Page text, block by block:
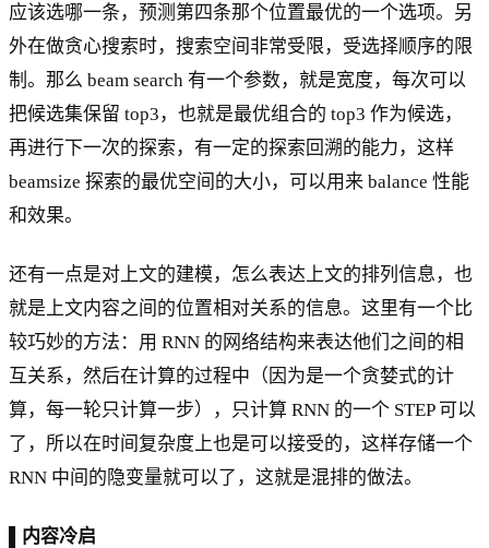
应该选哪一条，预测第四条那个位置最优的一个选项。另
外在做贪心搜索时，搜索空间非常受限，受选择顺序的限
制。那么 beam search 有一个参数，就是宽度，每次可以
把候选集保留 top3，也就是最优组合的 top3 作为候选，
再进行下一次的探索，有一定的探索回溯的能力，这样
beamsize 探索的最优空间的大小，可以用来 balance 性能
和效果。
还有一点是对上文的建模，怎么表达上文的排列信息，也
就是上文内容之间的位置相对关系的信息。这里有一个比
较巧妙的方法：用 RNN 的网络结构来表达他们之间的相
互关系，然后在计算的过程中（因为是一个贪婪式的计
算，每一轮只计算一步），只计算 RNN 的一个 STEP 可以
了，所以在时间复杂度上也是可以接受的，这样存储一个
RNN 中间的隐变量就可以了，这就是混排的做法。
▌内容冷启